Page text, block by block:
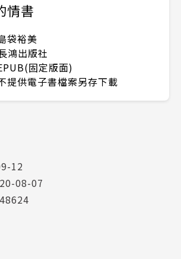
情書
袋裕美
鴻出版社
固定版面)
提供電子書檔案另存下載
12
08-07